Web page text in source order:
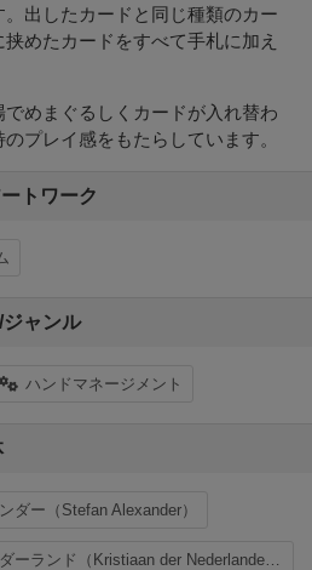
出したカードと同じ種類のカー
めたカードをすべて手札に加え
めまぐるしくカードが入れ替わ
プレイ感をもたらしています。
トワーク
ャンル
ハンドマネージメント
ダー（Stefan Alexander）
ランド（Kristiaan der Nederlanden）